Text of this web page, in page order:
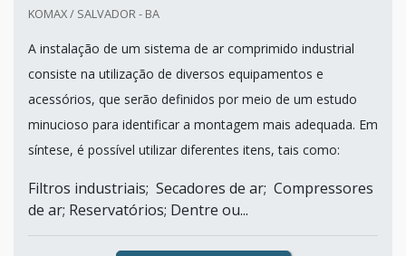
KOMAX / SALVADOR - BA
A instalação de um sistema de ar comprimido industrial
consiste na utilização de diversos equipamentos e
acessórios, que serão definidos por meio de um estudo
minucioso para identificar a montagem mais adequada. Em
síntese, é possível utilizar diferentes itens, tais como:
Filtros industriais; Secadores de ar; Compressores
de ar; Reservatórios; Dentre ou...